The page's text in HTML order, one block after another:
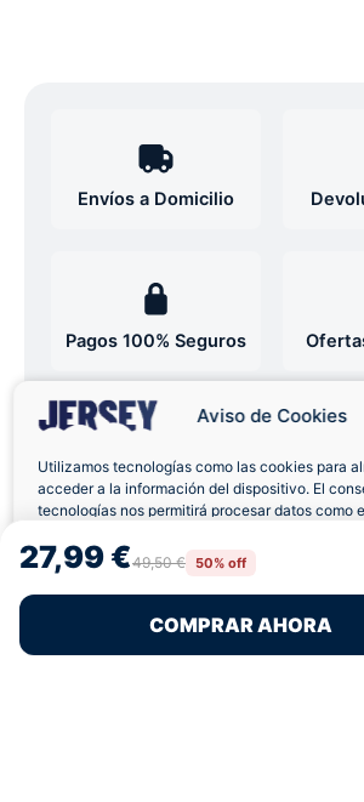
Aviso de Cookies
Utilizamos tecnologías como las cookies para
acceder a la información del dispositivo. El
tecnologías nos permitirá procesar datos como
retirar el consentimiento, puede afectar
características y funciones.
Rechazar
Política de CookiesPolítica de Privacidad
27,99 €49,50 € 50% off
COMPRAR AHORA
Envíos a Domicilio
Pagos 100% Seguros
★★★★★ 4,8 basado en 12+
¿Tienes dudas con la talla o el
Escríbenos por